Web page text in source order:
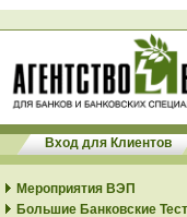
Вход для Клиентов
Мероприятия ВЭП
Большие Банковские